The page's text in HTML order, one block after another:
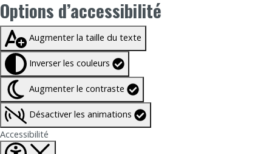
Options d’accessibilité
Taille du texte à100%
Augmenter la taille du texte
Inverser les couleurs
Augmenter le contraste
Désactiver les animations
Accessibilité